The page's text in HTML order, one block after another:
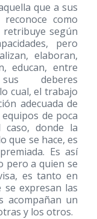
que a sus
como
retribuye según
pero
elaboran,
educan, entre
deberes
cual, el trabajo
adecuada de
de poca
donde la
que se hace, es
Es así
pero a quien se
es tanto en
se expresan las
acompañan un
y los otros.